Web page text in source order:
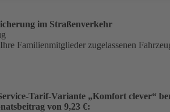
im Straßenverkehr
Familienmitglieder zugelassenen
Tarif-Variante „Komfort clever“
von 9,23 €: